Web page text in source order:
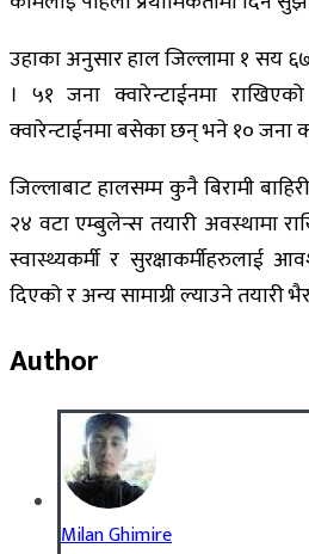
उहाका अनुसार हाल जिल्लामा १ सय
। ५१ जना क्वारेन्टाईनमा
क्वारेन्टाईनमा बसेका छन् भने १० जना
जिल्लाबाट हालसम्म कुनै बिरामी
२४ वटा एम्बुलेन्स तयारी अवस्थामा
स्वास्थ्यकर्मी र सुरक्षाकर्मीहरुलाई
दिएको र अन्य सामाग्री ल्याउने तयारी
Author
Milan Ghimire